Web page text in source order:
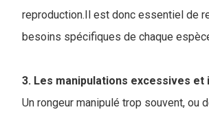
reproduction.Il est donc essentiel de
besoins spécifiques de chaque
3. Les manipulations excessives et
Un rongeur manipulé trop souvent, ou